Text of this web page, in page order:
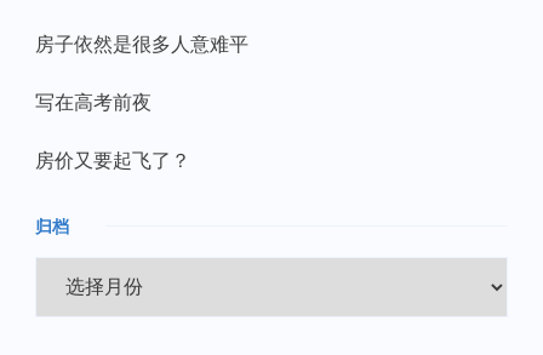
房子依然是很多人意难平
写在高考前夜
房价又要起飞了？
归档
档